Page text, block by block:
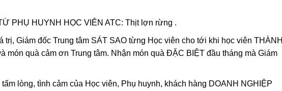
PHỤ HUYNH HỌC VIÊN ATC: Thịt lợn rừng .
trị, Giám đốc Trung tâm SÁT SAO từng Học viên cho tới khi học viên THÀNH
món quà cảm ơn Trung tâm. Nhận món quà ĐẶC BIỆT đầu tháng mà Giám
lòng, tình cảm của Học viên, Phụ huynh, khách hàng DOANH NGHIỆP